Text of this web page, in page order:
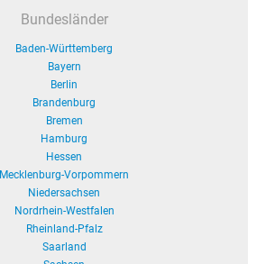
Bundesländer
Baden-Württemberg
Bayern
Berlin
Brandenburg
Bremen
Hamburg
Hessen
Mecklenburg-Vorpommern
Niedersachsen
Nordrhein-Westfalen
Rheinland-Pfalz
Saarland